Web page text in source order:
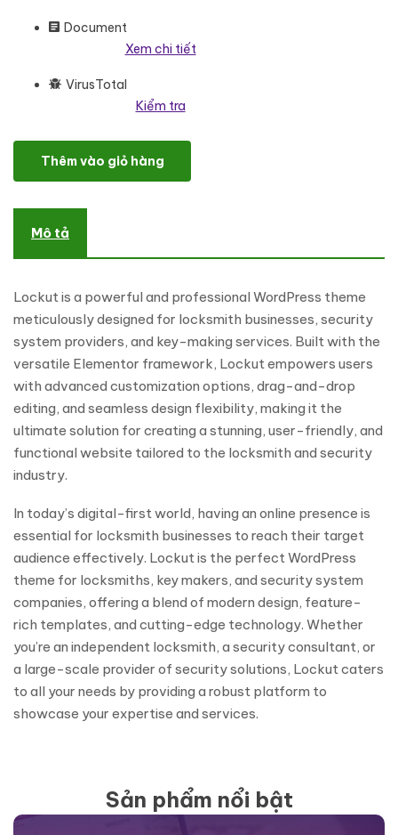
Document
Xem chi tiết
VirusTotal
Kiểm tra
Lockut – Locksmith Security Systems & Key Maker Home
Thêm vào giỏ hàng
Mô tả
Lockut is a powerful and professional WordPress theme
meticulously designed for locksmith businesses, security
system providers, and key-making services. Built with the
versatile Elementor framework, Lockut empowers users
with advanced customization options, drag-and-drop
editing, and seamless design flexibility, making it the
ultimate solution for creating a stunning, user-friendly, and
functional website tailored to the locksmith and security
industry.
In today’s digital-first world, having an online presence is
essential for locksmith businesses to reach their target
audience effectively. Lockut is the perfect WordPress
theme for locksmiths, key makers, and security system
companies, offering a blend of modern design, feature-
rich templates, and cutting-edge technology. Whether
you’re an independent locksmith, a security consultant, or
a large-scale provider of security solutions, Lockut caters
to all your needs by providing a robust platform to
showcase your expertise and services.
Sản phẩm nổi bật